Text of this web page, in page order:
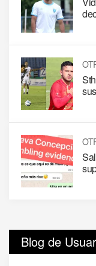
Blog de